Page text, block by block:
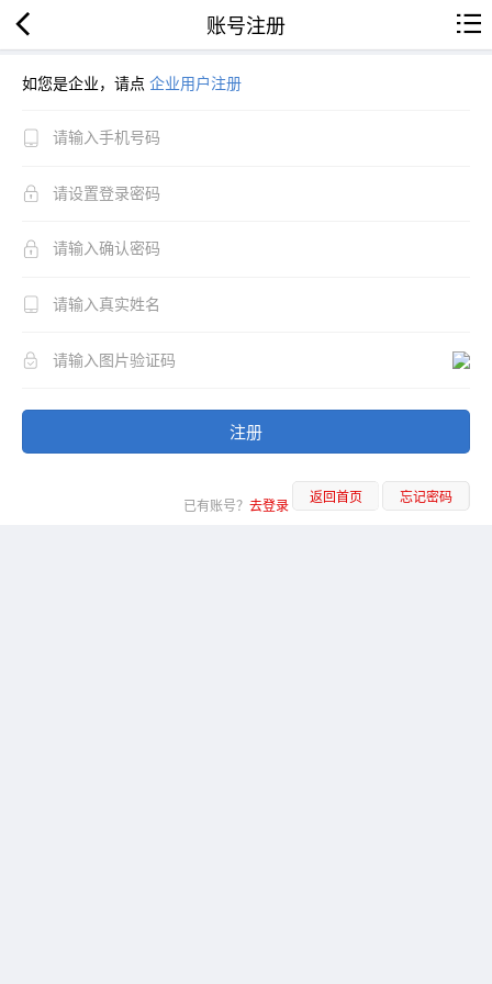
账号注册
如您是企业，请点 企业用户注册
注册
已有账号？ 去登录 返回首页 忘记密码